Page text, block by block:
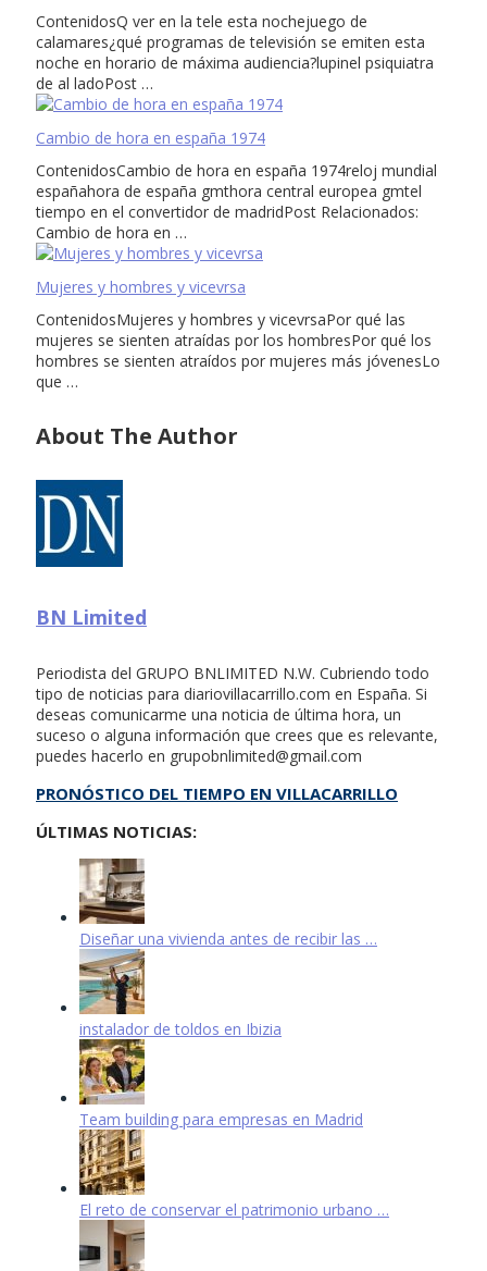
ContenidosQ ver en la tele esta nochejuego de
calamares¿qué programas de televisión se emiten esta
noche en horario de máxima audiencia?lupinel psiquiatra
de al ladoPost …
Cambio de hora en españa 1974
ContenidosCambio de hora en españa 1974reloj mundial
españahora de españa gmthora central europea gmtel
tiempo en el convertidor de madridPost Relacionados:
Cambio de hora en …
Mujeres y hombres y vicevrsa
ContenidosMujeres y hombres y vicevrsaPor qué las
mujeres se sienten atraídas por los hombresPor qué los
hombres se sienten atraídos por mujeres más jóvenesLo
que …
About The Author
BN Limited
Periodista del GRUPO BNLIMITED N.W. Cubriendo todo
tipo de noticias para diariovillacarrillo.com en España. Si
deseas comunicarme una noticia de última hora, un
suceso o alguna información que crees que es relevante,
puedes hacerlo en grupobnlimited@gmail.com
PRONÓSTICO DEL TIEMPO EN VILLACARRILLO
ÚLTIMAS NOTICIAS:
Diseñar una vivienda antes de recibir las …
instalador de toldos en Ibizia
Team building para empresas en Madrid
El reto de conservar el patrimonio urbano …